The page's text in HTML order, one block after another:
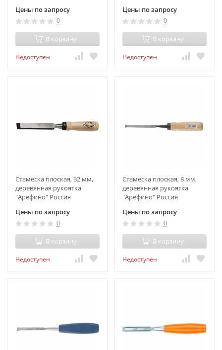
Цены по запросу
0
В корзину
Недоступен
Цены по запросу
0
В корзину
Недоступен
Стамеска плоская, 32 мм,
деревянная рукоятка
"Арефино" Россия
Цены по запросу
0
В корзину
Недоступен
Стамеска плоская, 8 мм,
деревянная рукоятка
"Арефино" Россия
Цены по запросу
0
В корзину
Недоступен